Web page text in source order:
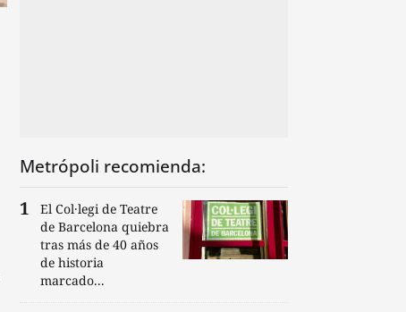
Metrópoli recomienda:
El Col·legi de Teatre
de Barcelona quiebra
tras más de 40 años
de historia
marcado...